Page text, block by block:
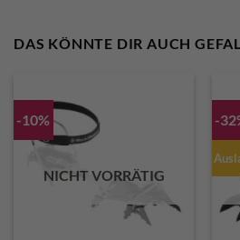
DAS KÖNNTE DIR AUCH
-10%
NICHT VORRÄTIG
-